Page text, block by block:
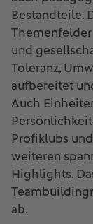
Bestandteile.
und
Toleranz,
aufbereitet
Auch
Profiklubs
weiteren
Highlights.
ab.